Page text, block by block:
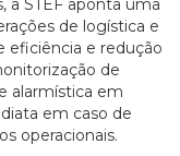
a STEF aponta uma
de logística e
eficiência e redução
de
alarmística em
em caso de
operacionais.